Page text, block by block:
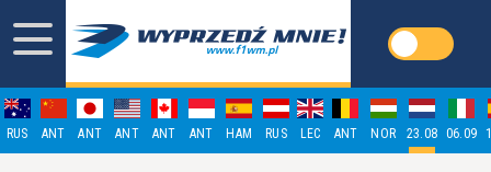
RUS ANT ANT ANT ANT ANT HAM RUS LEC ANT NOR 23.08 06.09